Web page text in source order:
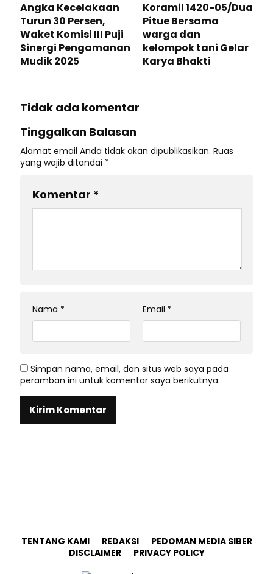
Angka Kecelakaan
Turun 30 Persen,
Waket Komisi III Puji
Sinergi Pengamanan
Mudik 2025
Koramil 1420-05/Dua
Pitue Bersama
warga dan
kelompok tani Gelar
Karya Bhakti
Tidak ada komentar
Tinggalkan Balasan
Alamat email Anda tidak akan dipublikasikan. Ruas
yang wajib ditandai *
Komentar *
Nama * Email *
Simpan nama, email, dan situs web saya pada
peramban ini untuk komentar saya berikutnya.
TENTANG KAMI REDAKSI
PEDOMAN MEDIA SIBER
DISCLAIMER
PRIVACY POLICY